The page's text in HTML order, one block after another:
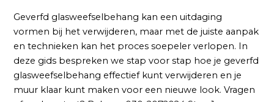
Geverfd glasweefselbehang kan een uitdaging
vormen bij het verwijderen, maar met de juiste aanpak
en technieken kan het proces soepeler verlopen. In
deze gids bespreken we stap voor stap hoe je geverfd
glasweefselbehang effectief kunt verwijderen en je
muur klaar kunt maken voor een nieuwe look. Vragen